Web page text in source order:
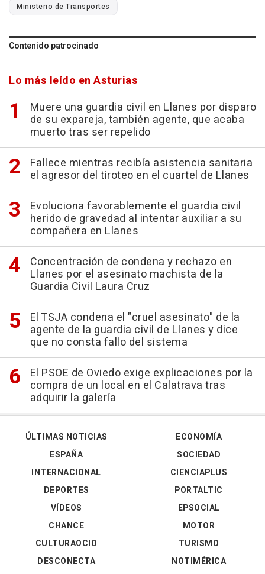
Ministerio de Transportes
Contenido patrocinado
Lo más leído en Asturias
Muere una guardia civil en Llanes por disparo
de su expareja, también agente, que acaba
muerto tras ser repelido
Fallece mientras recibía asistencia sanitaria
el agresor del tiroteo en el cuartel de Llanes
Evoluciona favorablemente el guardia civil
herido de gravedad al intentar auxiliar a su
compañera en Llanes
Concentración de condena y rechazo en
Llanes por el asesinato machista de la
Guardia Civil Laura Cruz
El TSJA condena el "cruel asesinato" de la
agente de la guardia civil de Llanes y dice
que no consta fallo del sistema
El PSOE de Oviedo exige explicaciones por la
compra de un local en el Calatrava tras
adquirir la galería
ÚLTIMAS NOTICIAS
ESPAÑA
INTERNACIONAL
DEPORTES
VÍDEOS
ECONOMÍA
SOCIEDAD
CIENCIAPLUS
PORTALTIC
EPSOCIAL
CHANCE
CULTURAOCIO
DESCONECTA
MOTOR
TURISMO
NOTIMÉRICA